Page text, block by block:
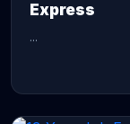
Express
...